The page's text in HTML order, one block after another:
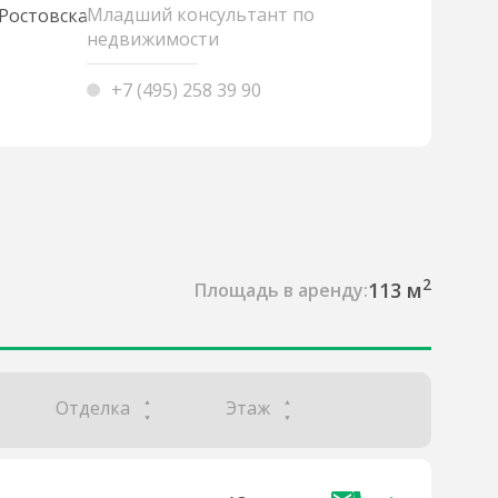
Младший консультант по
недвижимости
+7 (495) 258 39 90
Площадь в аренду:113 м2
Отделка Этаж